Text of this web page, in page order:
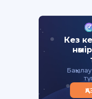
Кез
Бақылау